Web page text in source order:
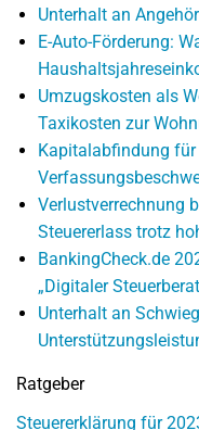
Unterhalt an
E-Auto-Förderung:
Umzugskosten als
Taxikosten zur
Kapitalabfindung für
Verlustverrechnung
Steuererlass trotz
BankingCheck.de
„Digitaler
Unterhalt an
Ratgeber
Steuererklärung für